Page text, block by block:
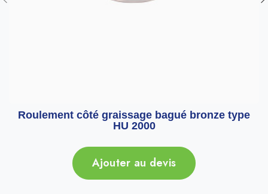
Roulement côté graissage bagué bronze type
HU 2000
Ajouter au devis